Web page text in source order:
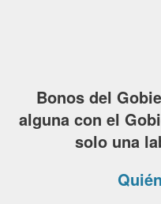
Bonos del
alguna con el
solo una